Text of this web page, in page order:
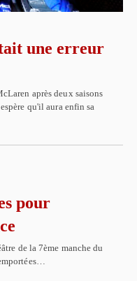
une erreur
après deux saisons
qu'il aura enfin sa
pour
de la 7ème manche du